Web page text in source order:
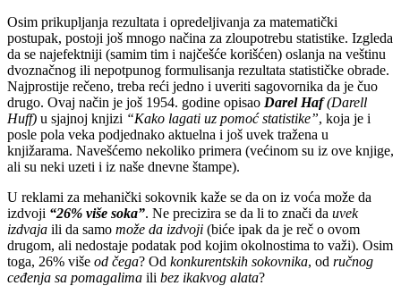
Osim prikupljanja rezultata i opredeljivanja za matematički
postupak, postoji još mnogo načina za zloupotrebu statistike. Izgleda
da se najefektniji (samim tim i najčešće korišćen) oslanja na veštinu
dvoznačnog ili nepotpunog formulisanja rezultata statističke obrade.
Najprostije rečeno, treba reći jedno i uveriti sagovornika da je čuo
drugo. Ovaj način je još 1954. godine opisao Darel Haf(Darell
Huff) u sjajnoj knjizi “Kako lagati uz pomoć statistike”, koja je i
posle pola veka podjednako aktuelna i još uvek tražena u
knjižarama. Navešćemo nekoliko primera (većinom su iz ove knjige,
ali su neki uzeti i iz naše dnevne štampe).
U reklami za mehanički sokovnik kaže se da on iz voća može da
izdvoji “26% više soka”. Ne precizira se da li to znači da uvek
izdvaja ili da samo može da izdvoji (biće ipak da je reč o ovom
drugom, ali nedostaje podatak pod kojim okolnostima to važi). Osim
toga, 26% više od čega? Od konkurentskih sokovnika, od ručnog
ceđenja sa pomagalima ili bez ikakvog alata?